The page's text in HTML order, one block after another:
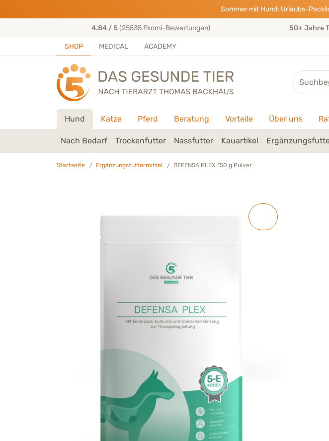
Sommer mit Hund: Urlaubs-
4.84 / 5 (25535 Ekomi-Bewertungen) 50+ Jahre
SHOP MEDICAL ACADEMY
Suche
Hund Katze Pferd Beratung Vorteile Über uns
Nach Bedarf Trockenfutter Nassfutter Kauartikel
Startseite Ergänzungsfuttermittel DEFENSA PLEX 150 g Pulver